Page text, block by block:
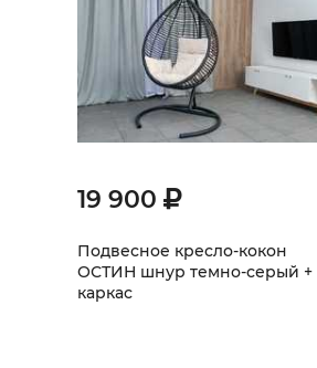
19 900
Подвесное кресло-кокон
ОСТИН шнур темно-серый +
каркас